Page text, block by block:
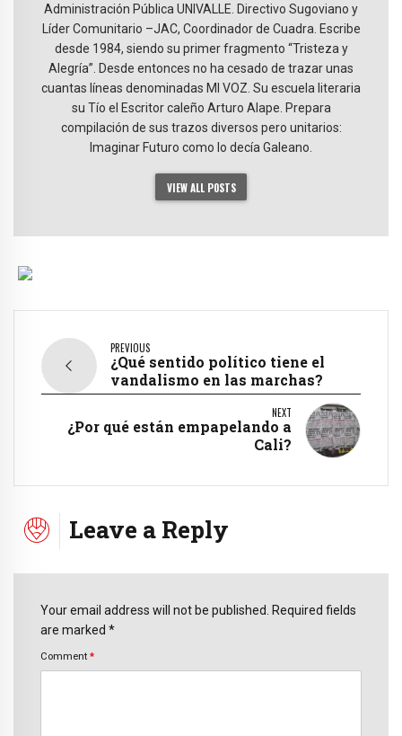
Administración Pública UNIVALLE. Directivo Sugoviano y
Líder Comunitario –JAC, Coordinador de Cuadra. Escribe
desde 1984, siendo su primer fragmento “Tristeza y
Alegría”. Desde entonces no ha cesado de trazar unas
cuantas líneas denominadas MI VOZ. Su escuela literaria
su Tío el Escritor caleño Arturo Alape. Prepara
compilación de sus trazos diversos pero unitarios:
Imaginar Futuro como lo decía Galeano.
VIEW ALL POSTS
PREVIOUS
¿Qué sentido político tiene el
vandalismo en las marchas?
NEXT
¿Por qué están empapelando a
Cali?
Leave a Reply
Your email address will not be published. Required fields
are marked *
Comment *